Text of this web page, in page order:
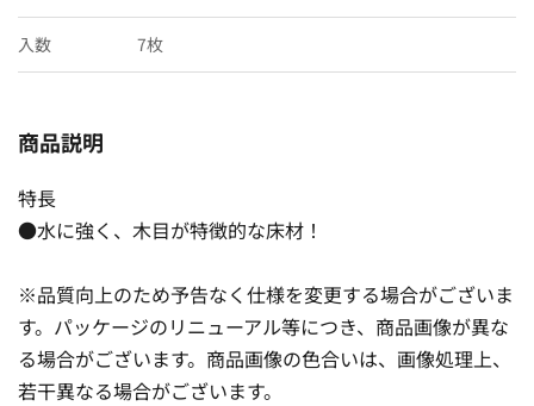
入数 7枚
商品説明
特長
●水に強く、木目が特徴的な床材！
※品質向上のため予告なく仕様を変更する場合がございま
す。パッケージのリニューアル等につき、商品画像が異な
る場合がございます。商品画像の色合いは、画像処理上、
若干異なる場合がございます。